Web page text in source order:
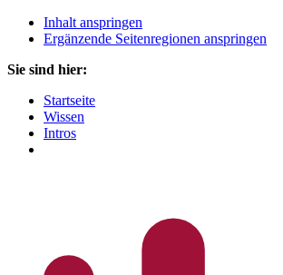
Inhalt anspringen
Ergänzende Seitenregionen anspringen
Sie sind hier:
Startseite
Wissen
Intros